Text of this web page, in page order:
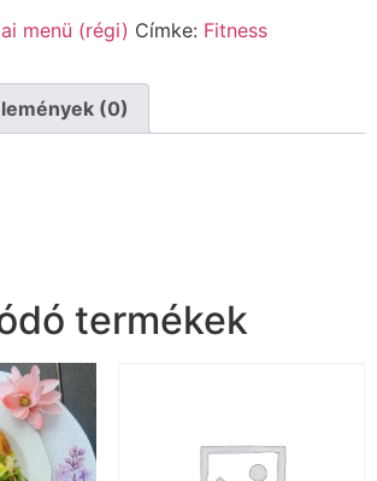
menü (régi) Címke: Fitness
(0)
termékek